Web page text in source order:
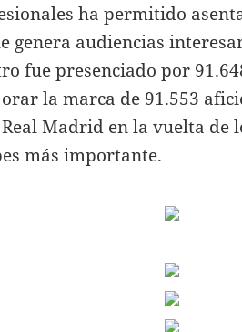
ha permitido
genera audiencias
fue presenciado por
la marca de 91.553
Madrid en la vuelta de
más importante.